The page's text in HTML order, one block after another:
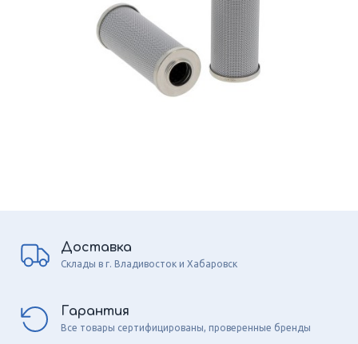
Доставка
Склады в г. Владивосток и Хабаровск
Гарантия
Все товары сертифицированы, проверенные бренды